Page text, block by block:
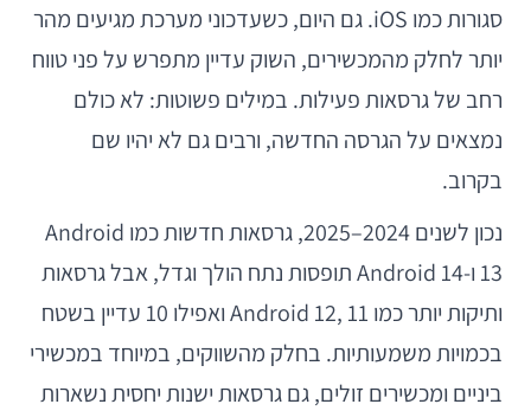
סגורות כמו iOS. גם היום, כשעדכוני מערכת מגיעים מהר
יותר לחלק מהמכשירים, השוק עדיין מתפרש על פני טווח
רחב של גרסאות פעילות. במילים פשוטות: לא כולם
נמצאים על הגרסה החדשה, ורבים גם לא יהיו שם
בקרוב.
נכון לשנים 2024–2025, גרסאות חדשות כמו Android
13 ו-Android 14 תופסות נתח הולך וגדל, אבל גרסאות
ותיקות יותר כמו Android 12, 11 ואפילו 10 עדיין בשטח
בכמויות משמעותיות. בחלק מהשווקים, במיוחד במכשירי
ביניים ומכשירים זולים, גם גרסאות ישנות יחסית נשארות